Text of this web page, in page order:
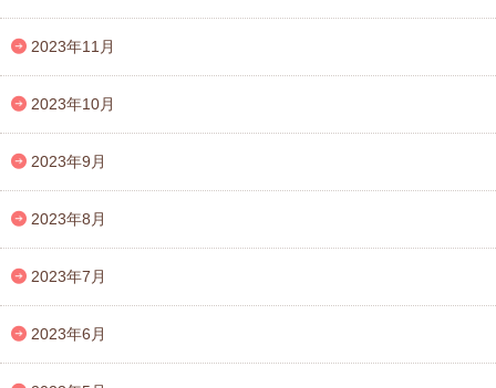
2023年11月
2023年10月
2023年9月
2023年8月
2023年7月
2023年6月